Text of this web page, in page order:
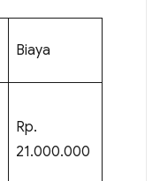
Biaya
Rp.
21.000.000